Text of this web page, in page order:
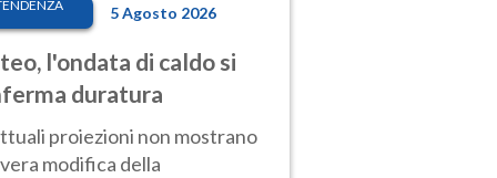
5 Agosto 2026
l'ondata di caldo si
duratura
proiezioni non mostrano
modifica della